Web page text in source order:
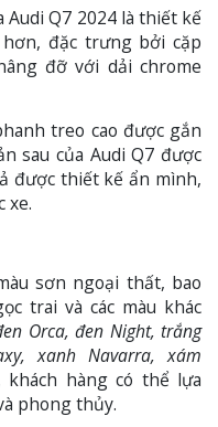
Q7 2024 là thiết kế
đặc trưng bởi cặp
đỡ với dải chrome
treo cao được gắn
sau của Audi Q7 được
được thiết kế ẩn mình,
xe.
sơn ngoại thất, bao
trai và các màu khác
Orca, đen Night, trắng
xanh Navarra, xám
khách hàng có thể lựa
phong thủy.